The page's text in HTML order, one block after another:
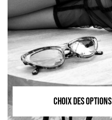
CHOIX DES OPTIONS